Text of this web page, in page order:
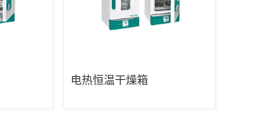
电热恒温干燥箱